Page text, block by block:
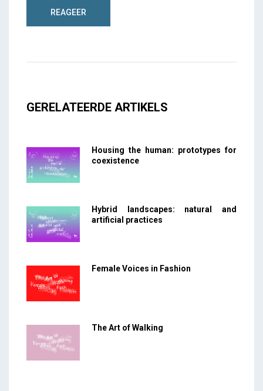
GERELATEERDE ARTIKELS
Housing the human: prototypes for
coexistence
Hybrid landscapes: natural and
artificial practices
Female Voices in Fashion
The Art of Walking